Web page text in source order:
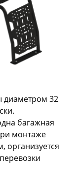
диаметром 32
багажная
монтаже
организуется